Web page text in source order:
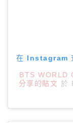
在 Instagram
BTS WORLD
分享的貼文 於